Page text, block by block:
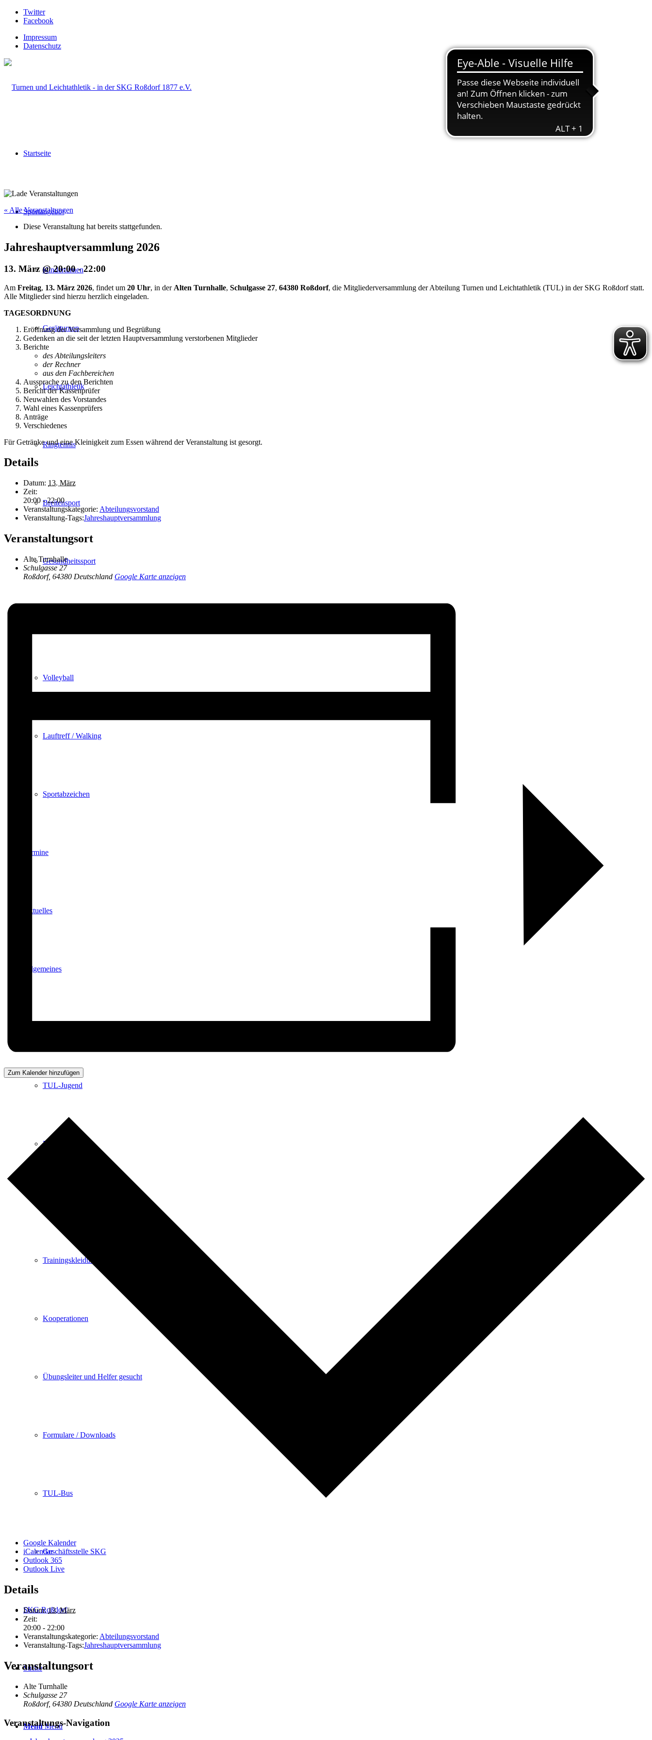
Twitter
Facebook
Impressum
Datenschutz
Startseite
Sportangebot
Kinderturnen
Gerätturnen
Leichtathletik
Ringtennis
Breitensport
Gesundheitssport
Volleyball
Lauftreff / Walking
Sportabzeichen
Termine
Aktuelles
Allgemeines
TUL-Jugend
Mitglied werden
Trainingskleidung
Kooperationen
Übungsleiter und Helfer gesucht
Formulare / Downloads
TUL-Bus
Geschäftsstelle SKG
SKG Roßdorf
Suche
Menü Menü
« Alle Veranstaltungen
Diese Veranstaltung hat bereits stattgefunden.
Jahreshauptversammlung 2026
13. März @ 20:00-22:00
Am Freitag, 13. März 2026, findet um 20 Uhr, in der Alten Turnhalle, Schulgasse 27, 64380 Roßdorf, die Mitgliederversammlung der Abteilung Turnen und Leichtathletik (TUL) in der SKG Roßdorf statt.
Alle Mitglieder sind hierzu herzlich eingeladen.
TAGESORDNUNG
Eröffnung der Versammlung und Begrüßung
Gedenken an die seit der letzten Hauptversammlung verstorbenen Mitglieder
Berichte
des Abteilungsleiters
der Rechner
aus den Fachbereichen
Aussprache zu den Berichten
Bericht der Kassenprüfer
Neuwahlen des Vorstandes
Wahl eines Kassenprüfers
Anträge
Verschiedenes
Für Getränke und eine Kleinigkeit zum Essen während der Veranstaltung ist gesorgt.
Details
Datum: 13. März
Zeit:
20:00 - 22:00
Veranstaltungskategorie: Abteilungsvorstand
Veranstaltung-Tags:Jahreshauptversammlung
Veranstaltungsort
Alte Turnhalle
Schulgasse 27
Roßdorf, 64380 Deutschland Google Karte anzeigen
Zum Kalender hinzufügen
Google Kalender
iCalendar
Outlook 365
Outlook Live
Details
Datum: 13. März
Zeit:
20:00 - 22:00
Veranstaltungskategorie: Abteilungsvorstand
Veranstaltung-Tags:Jahreshauptversammlung
Veranstaltungsort
Alte Turnhalle
Schulgasse 27
Roßdorf, 64380 Deutschland Google Karte anzeigen
Veranstaltungs-Navigation